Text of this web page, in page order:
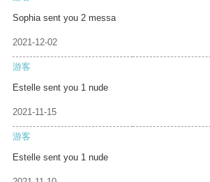
Sophia sent you 2 messa
2021-12-02
游客
Estelle sent you 1 nude
2021-11-15
游客
Estelle sent you 1 nude